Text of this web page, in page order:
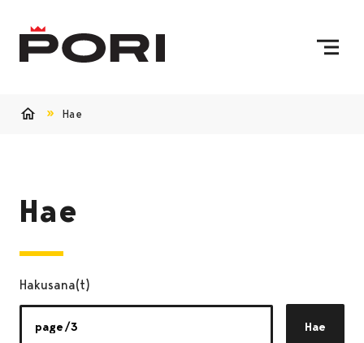
Hae
Hae
Hakusana(t)
Hae